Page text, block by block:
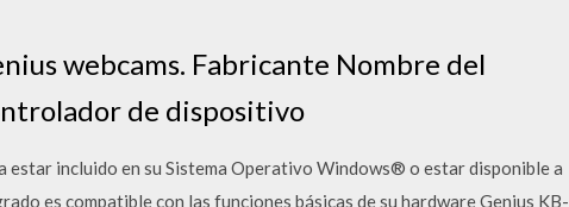
webcams. Fabricante Nombre del
de dispositivo
incluido en su Sistema Operativo Windows® o estar disponible a
es compatible con las funciones básicas de su hardware Genius KB-